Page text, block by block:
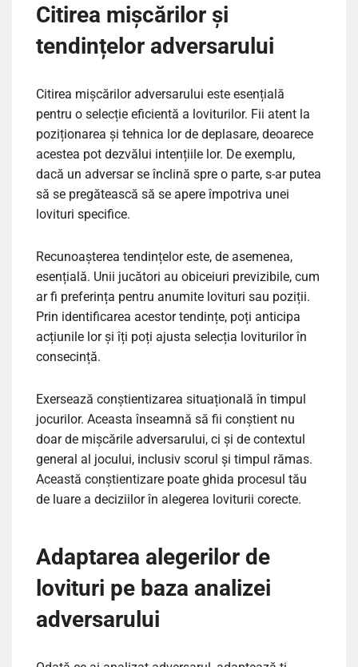
Citirea mișcărilor și
tendințelor adversarului
Citirea mișcărilor adversarului este esențială
pentru o selecție eficientă a loviturilor. Fii atent la
poziționarea și tehnica lor de deplasare, deoarece
acestea pot dezvălui intențiile lor. De exemplu,
dacă un adversar se înclină spre o parte, s-ar putea
să se pregătească să se apere împotriva unei
lovituri specifice.
Recunoașterea tendințelor este, de asemenea,
esențială. Unii jucători au obiceiuri previzibile, cum
ar fi preferința pentru anumite lovituri sau poziții.
Prin identificarea acestor tendințe, poți anticipa
acțiunile lor și îți poți ajusta selecția loviturilor în
consecință.
Exersează conștientizarea situațională în timpul
jocurilor. Aceasta înseamnă să fii conștient nu
doar de mișcările adversarului, ci și de contextul
general al jocului, inclusiv scorul și timpul rămas.
Această conștientizare poate ghida procesul tău
de luare a deciziilor în alegerea loviturii corecte.
Adaptarea alegerilor de
lovituri pe baza analizei
adversarului